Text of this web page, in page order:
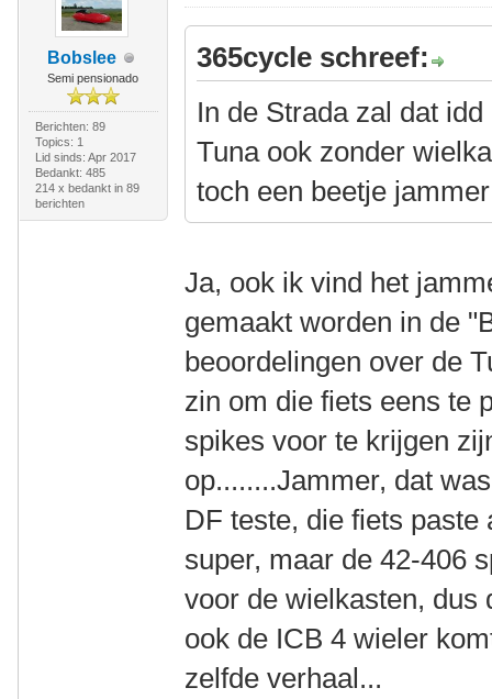
Bobslee
Semi pensionado
Berichten: 89
Topics: 1
Lid sinds: Apr 2017
Bedankt: 485
214 x bedankt in 89
berichten
365cycle schreef:
In de Strada zal dat
Tuna ook zonder
toch een beetje
Ja, ook ik vind het
gemaakt worden in de
beoordelingen over de
zin om die fiets eens te
spikes voor te krijgen
op........Jammer, dat
DF teste, die fiets
super, maar de 42-406
voor de wielkasten, dus
ook de ICB 4 wieler
zelfde verhaal...